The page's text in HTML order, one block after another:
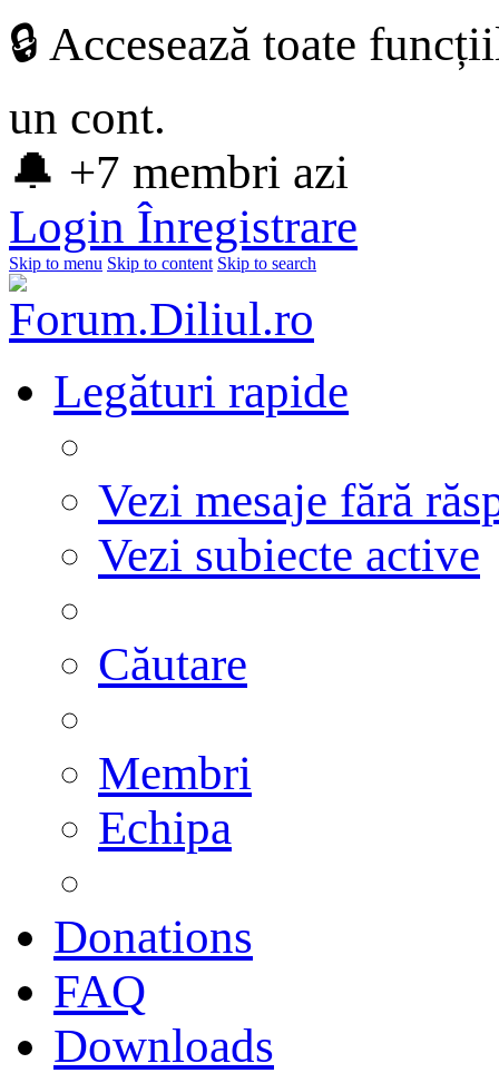
🔒 Accesează toate
un cont.
🔔 +7 membri azi
Login Înregistrare
Skip to menu Skip to content Skip to search
Legături rapide
Vezi mesaje fără
Vezi subiecte active
Căutare
Membri
Echipa
Donations
FAQ
Downloads